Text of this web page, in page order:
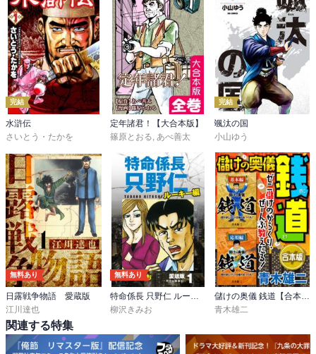
完結
水滸伝
さいとう・たかを
定年諸君！【大合本版】
篠原とおる, あべ善太
完結
颯汰の国
小山ゆう
無料あり
日露戦争物語 愛蔵版
江川達也
無料あり
柳沢きみお
青木雄二
関連する特集